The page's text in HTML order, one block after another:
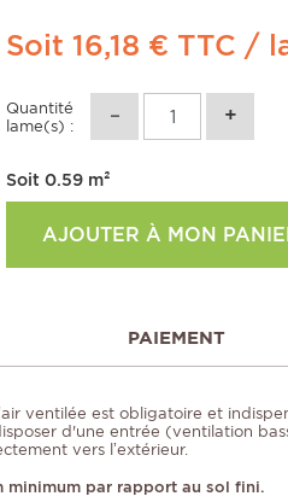
Soit16,18 € TTC /
Quantité
lame(s) :
Soit0.59 m²
AJOUTER À MON
PAIEMENT
ventilée est obligatoire et
d'une entrée (ventilation
vers l’extérieur.
minimum par rapport au sol fini.